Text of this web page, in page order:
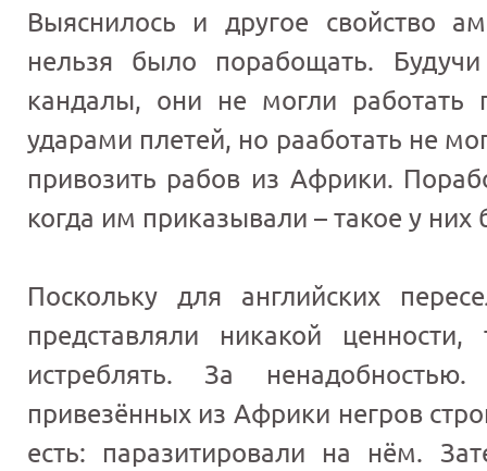
Выяснилось и другое свойство
нельзя было порабощать.
кандалы, они не могли работать
ударами плетей, но рааботать не
привозить рабов из Африки.
когда им приказывали – такое у них
Поскольку для английских
представляли никакой
истреблять. За
привезённых из Африки негров
есть: паразитировали на нём.